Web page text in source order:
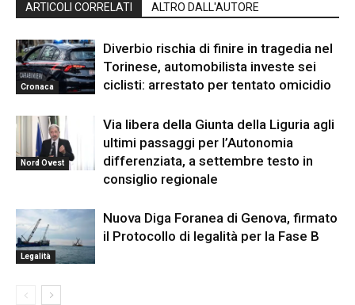
ARTICOLI CORRELATI ALTRO DALL'AUTORE
Cronaca
Diverbio rischia di finire in tragedia nel
Torinese, automobilista investe sei
ciclisti: arrestato per tentato omicidio
Nord Ovest
Via libera della Giunta della Liguria agli
ultimi passaggi per l’Autonomia
differenziata, a settembre testo in
consiglio regionale
Legalità
Nuova Diga Foranea di Genova, firmato
il Protocollo di legalità per la Fase B